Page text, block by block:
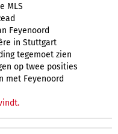
MLS
Feyenoord
in Stuttgart
tegemoet zien
op twee posities
met Feyenoord